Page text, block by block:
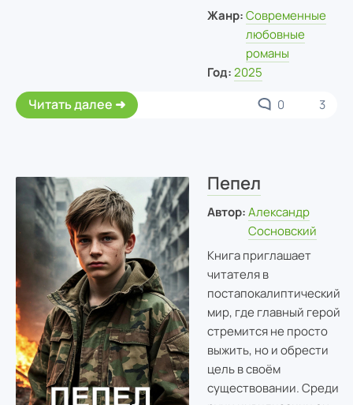
Жанр: Современные
любовные
романы
Год: 2025
Читать далее 0 3
Пепел
Автор: Александр
Сосновский
Книга приглашает
читателя в
постапокалиптический
мир, где главный герой
стремится не просто
выжить, но и обрести
цель в своём
существовании. Среди